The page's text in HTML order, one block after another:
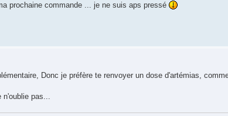
prochaine commande ... je ne suis aps pressé
Donc je préfère te renvoyer un dose d'artémias,
n'oublie pas...